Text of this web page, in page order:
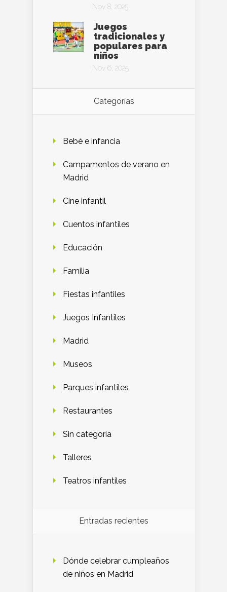
Nov 8, 2025
Juegos
tradicionales y
populares para
niños
Nov 6, 2025
Categorías
Bebé e infancia
Campamentos de verano en
Madrid
Cine infantil
Cuentos infantiles
Educación
Familia
Fiestas infantiles
Juegos Infantiles
Madrid
Museos
Parques infantiles
Restaurantes
Sin categoría
Talleres
Teatros infantiles
Entradas recientes
Dónde celebrar cumpleaños
de niños en Madrid